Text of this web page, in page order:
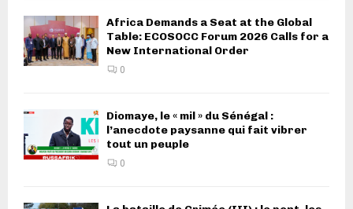
Africa Demands a Seat at the Global
Table: ECOSOCC Forum 2026 Calls for a
New International Order
0
Diomaye, le « mil » du Sénégal :
l’anecdote paysanne qui fait vibrer
tout un peuple
0